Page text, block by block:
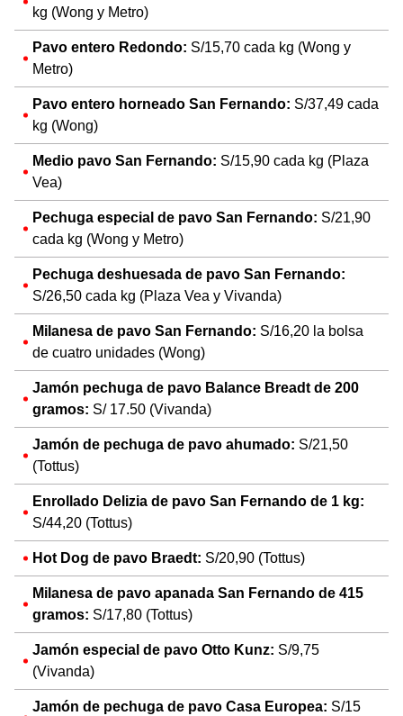
kg (Wong y Metro)
Pavo entero Redondo: S/15,70 cada kg (Wong y
Metro)
Pavo entero horneado San Fernando: S/37,49 cada
kg (Wong)
Medio pavo San Fernando: S/15,90 cada kg (Plaza
Vea)
Pechuga especial de pavo San Fernando: S/21,90
cada kg (Wong y Metro)
Pechuga deshuesada de pavo San Fernando:
S/26,50 cada kg (Plaza Vea y Vivanda)
Milanesa de pavo San Fernando: S/16,20 la bolsa
de cuatro unidades (Wong)
Jamón pechuga de pavo Balance Breadt de 200
gramos: S/ 17.50 (Vivanda)
Jamón de pechuga de pavo ahumado: S/21,50
(Tottus)
Enrollado Delizia de pavo San Fernando de 1 kg:
S/44,20 (Tottus)
Hot Dog de pavo Braedt: S/20,90 (Tottus)
Milanesa de pavo apanada San Fernando de 415
gramos: S/17,80 (Tottus)
Jamón especial de pavo Otto Kunz: S/9,75
(Vivanda)
Jamón de pechuga de pavo Casa Europea: S/15